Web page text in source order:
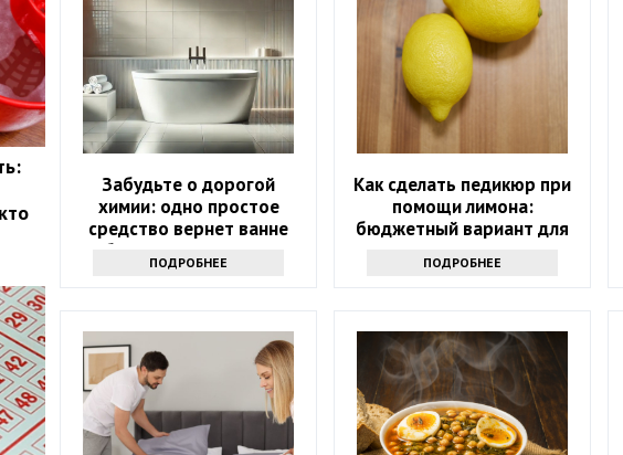
Забудьте о дорогой
химии: одно простое
средство вернет ванне
белизну за 10 минут
ПОДРОБНЕЕ
Как сделать педикюр при
помощи лимона:
бюджетный вариант для
ПОДРОБНЕЕ